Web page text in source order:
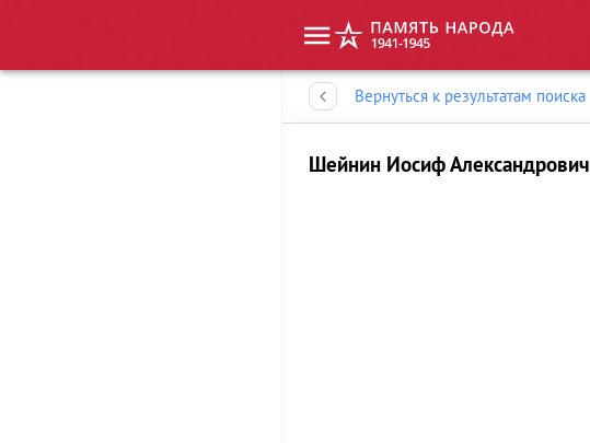
Вернуться к результатам поиска
Шейнин Иосиф Александрович